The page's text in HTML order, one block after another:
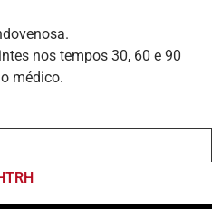
nos tempos 30, 60 e 90
médico.